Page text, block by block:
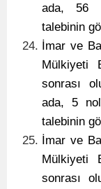
ada, 56
talebinin
İmar ve
Mülkiyeti
sonrası
ada, 5
talebinin
İmar ve
Mülkiyeti
sonrası